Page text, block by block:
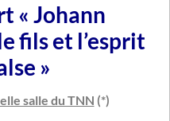
« Johann
fils et l’esprit
»
salle du TNN (*)